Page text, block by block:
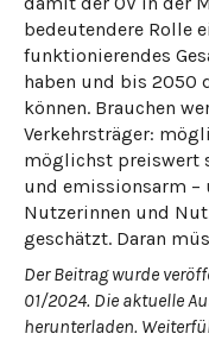
bedeutendere Rolle
funktionierendes
haben und bis 2050
können. Brauchen
Verkehrsträger:
möglichst preiswert
und emissionsarm –
Nutzerinnen und
geschätzt. Daran
Der Beitrag wurde
01/2024. Die aktuelle
herunterladen.